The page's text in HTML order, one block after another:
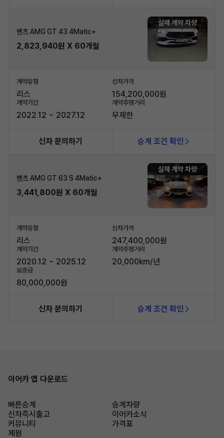
벤츠 AMG GT 43 4Matic+
2,823,940원 X 60개월
실제 계약 차량
계약유형
리스
신차가격
154,200,000원
계약기간
2022.12 ~ 2027.12
계약주행거리
무제한
신차 문의하기 승계 조건 확인
벤츠 AMG GT 63 S 4Matic+
3,441,800원 X 60개월
실제 계약 차량
계약유형
리스
신차가격
247,400,000원
계약기간
2020.12 ~ 2025.12
계약주행거리
20,000km/년
보증금
80,000,000원
신차 문의하기 승계 조건 확인
이어카 앱 다운로드
빠른승계
승계차량
신차즉시출고
이어카소식
커뮤니티
가격표
제원